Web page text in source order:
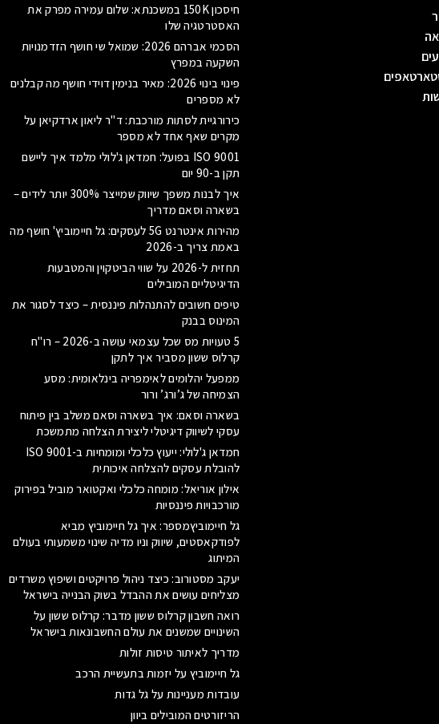
חיסכון 150K במשכנתא: שלום עמירה מפרק את
האסטרטגיה שלו
הסכמי אברהם 2026: שמואל שי חושף הזדמנויות
השקעה במפרץ
פינוי בינוי 2026: מאיר בנימין דוידי חושף מה קבלנים
לא מספרים
כירורגיית לסתות מורכבת: ד"ר ליאון ארדקיאן על
מקרים שאף אחד לא מספר
ISO 9001 בפועל: חמדאן ג'לולי מלמד איך ליישם
תקן ב-90 יום
איך לבנות משפך שיווק שמייצר 300% יותר לידים –
בשארה וסאם מדריך
מהירות אינטרנט 5G לעסקים: גל חיימוביץ' חושף מה
באמת צריך ב-2026
תחזית ל-2026 על שווי הביטקוין והמטבעות
הדיגיטליים המובילים
טיפים חשובים להתנהלות פיננסית – כיצד לסגור את
המינוס בבנק
5 טעויות מס שכל עצמאי עושה ב-2026 – רו"ח
קרלוס ששון מסביר איך לתקן
ממפעל יהלומים לאימפריה בינלאומית: מסע
הצמיחה של ג’ורג’ ורור
בשארה וסאם: איך בשארה וסאם משלב בין פיתוח
עסקי לשיווק דיגיטלי ליצירת הצלחה מתמשכת
חמדאן ג'לולי: ייעוץ כלכלי ומומחיות ב-ISO 9001
להובלת עסקים להצלחה איכותית
אילון אוריאל: מומחה כלכלי ואקטואר מוביל בפירוק
מורכבויות פיננסיות
גל חיימוביץמספר: איך גל חיימוביץ מביא
לפודקאסטים, שיווק וניו מדיה שינוי משמעותי בעולם
המיתוג
יעקב מסטורוב: כיצד ניהול פרויקטים ושיפוץ משרדים
מצליחים עושים את ההבדל בשוק הבנייה בישראל
רואה חשבון קרלוס ששון מדבר: קרלוס ששון על
השינויים שמשנים את עולם החשבונאות בישראל
מדריך לאיתור טיסות זולות
גל חיימוביץ על יזמות בתעשיית הרכב
עובדות מעניינות על גל גדות
הריזורטים המובילים ביוון